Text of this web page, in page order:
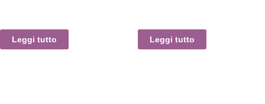
Leggi tutto Leggi tutto